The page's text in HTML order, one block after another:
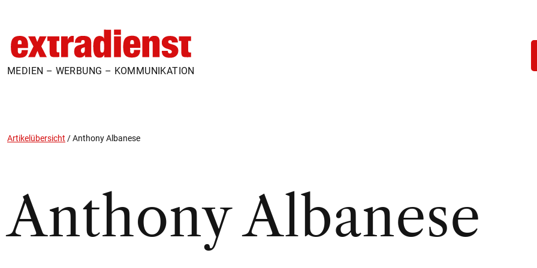
MEDIEN – WERBUNG – KOMMUNIKATION
Artikelübersicht /Anthony Albanese
Anthony Albanese